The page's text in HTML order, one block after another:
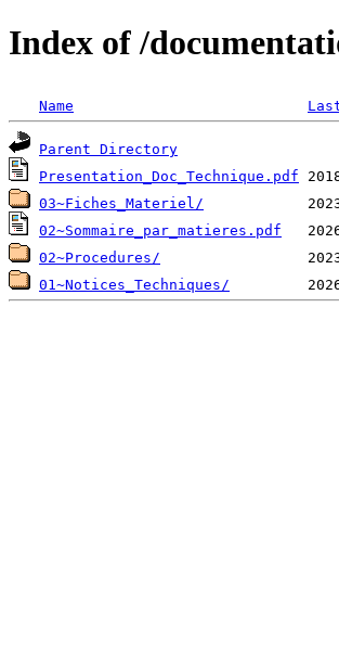
Index of /
Name
Parent Directory
Presentation_Doc_Technique.pdf
03~Fiches_Materiel/
02~Sommaire_par_matieres.pdf
02~Procedures/
01~Notices_Techniques/